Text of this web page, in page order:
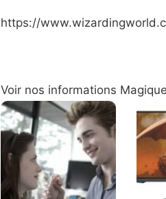
https://
Voir nos informations